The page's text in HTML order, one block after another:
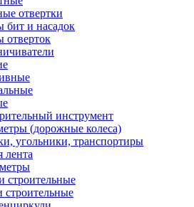
отвертки
бит и насадок
отверток
инструмент
(дорожные колеса)
угольники, транспортиры
лента
строительные
строительные